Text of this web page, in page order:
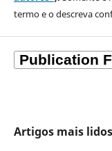
termo e o descreva
Artigos mais